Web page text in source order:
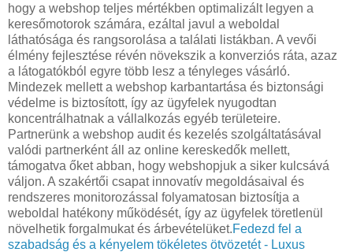
hogy a webshop teljes mértékben optimalizált legyen a
keresőmotorok számára, ezáltal javul a weboldal
láthatósága és rangsorolása a találati listákban. A vevői
élmény fejlesztése révén növekszik a konverziós ráta, azaz
a látogatókból egyre több lesz a tényleges vásárló.
Mindezek mellett a webshop karbantartása és biztonsági
védelme is biztosított, így az ügyfelek nyugodtan
koncentrálhatnak a vállalkozás egyéb területeire.
Partnerünk a webshop audit és kezelés szolgáltatásával
valódi partnerként áll az online kereskedők mellett,
támogatva őket abban, hogy webshopjuk a siker kulcsává
váljon. A szakértői csapat innovatív megoldásaival és
rendszeres monitorozással folyamatosan biztosítja a
weboldal hatékony működését, így az ügyfelek töretlenül
növelhetik forgalmukat és árbevételüket.Fedezd fel a
szabadság és a kényelem tökéletes ötvözetét - Luxus